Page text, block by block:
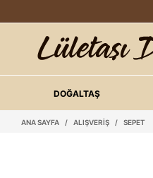
DOĞALTAŞ
ANA SAYFA / ALIŞVERIŞ / SEPET